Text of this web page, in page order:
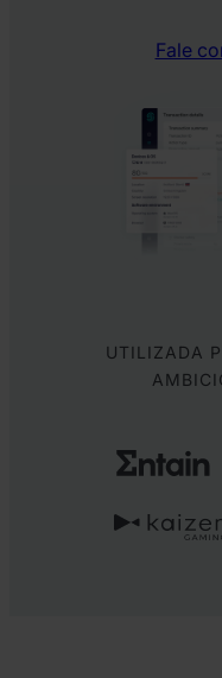
Fale
UTILIZADA